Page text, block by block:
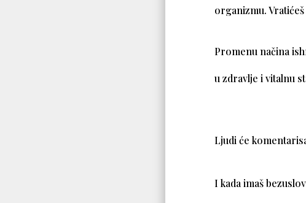
organizmu.
Promenu načina
u zdravlje i vitalnu
Ljudi će
I kada imaš